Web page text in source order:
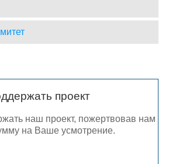
проект
наш проект, пожертвовав нам
на Ваше усмотрение.